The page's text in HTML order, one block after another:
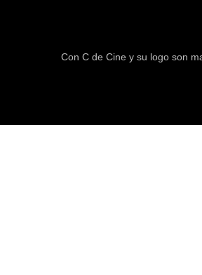
Con C de Cine y su logo son